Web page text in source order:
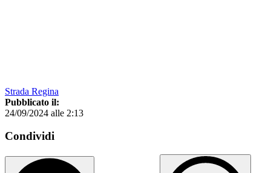
Strada Regina
Pubblicato il:
24/09/2024 alle 2:13
Condividi